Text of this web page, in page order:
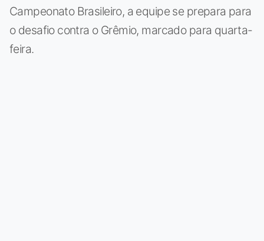
Campeonato Brasileiro, a equipe se prepara para
o desafio contra o Grêmio, marcado para quarta-
feira.